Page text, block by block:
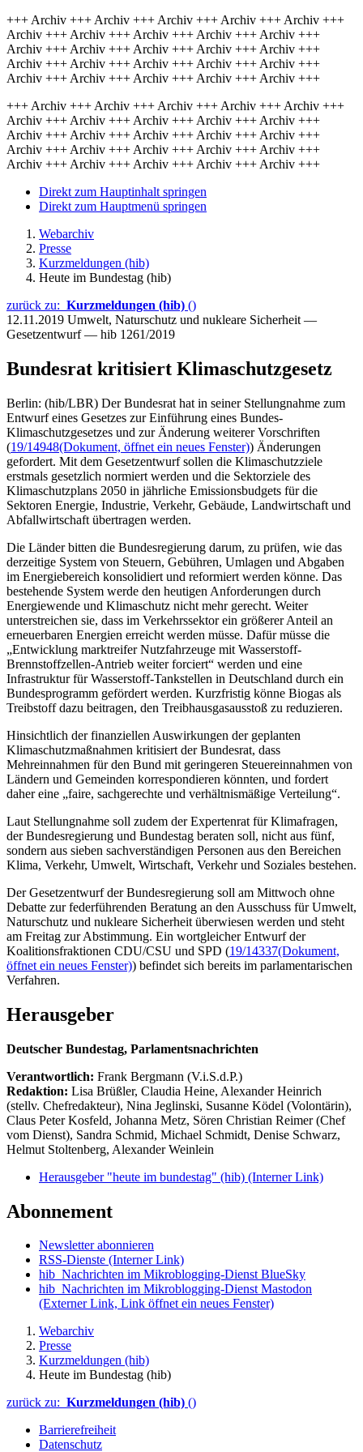
+++ Archiv +++ Archiv +++ Archiv +++ Archiv +++ Archiv +++
Archiv +++ Archiv +++ Archiv +++ Archiv +++ Archiv +++
Archiv +++ Archiv +++ Archiv +++ Archiv +++ Archiv +++
Archiv +++ Archiv +++ Archiv +++ Archiv +++ Archiv +++
Archiv +++ Archiv +++ Archiv +++ Archiv +++ Archiv +++
+++ Archiv +++ Archiv +++ Archiv +++ Archiv +++ Archiv +++
Archiv +++ Archiv +++ Archiv +++ Archiv +++ Archiv +++
Archiv +++ Archiv +++ Archiv +++ Archiv +++ Archiv +++
Archiv +++ Archiv +++ Archiv +++ Archiv +++ Archiv +++
Archiv +++ Archiv +++ Archiv +++ Archiv +++ Archiv +++
Direkt zum Hauptinhalt springen
Direkt zum Hauptmenü springen
Webarchiv
Presse
Kurzmeldungen (hib)
Heute im Bundestag (hib)
zurück zu: Kurzmeldungen (hib) ()
12.11.2019 Umwelt, Naturschutz und nukleare Sicherheit —
Gesetzentwurf — hib 1261/2019
Bundesrat kritisiert Klimaschutzgesetz
Berlin: (hib/LBR) Der Bundesrat hat in seiner Stellungnahme zum
Entwurf eines Gesetzes zur Einführung eines Bundes-
Klimaschutzgesetzes und zur Änderung weiterer Vorschriften
(19/14948(Dokument, öffnet ein neues Fenster)) Änderungen
gefordert. Mit dem Gesetzentwurf sollen die Klimaschutzziele
erstmals gesetzlich normiert werden und die Sektorziele des
Klimaschutzplans 2050 in jährliche Emissionsbudgets für die
Sektoren Energie, Industrie, Verkehr, Gebäude, Landwirtschaft und
Abfallwirtschaft übertragen werden.
Die Länder bitten die Bundesregierung darum, zu prüfen, wie das
derzeitige System von Steuern, Gebühren, Umlagen und Abgaben
im Energiebereich konsolidiert und reformiert werden könne. Das
bestehende System werde den heutigen Anforderungen durch
Energiewende und Klimaschutz nicht mehr gerecht. Weiter
unterstreichen sie, dass im Verkehrssektor ein größerer Anteil an
erneuerbaren Energien erreicht werden müsse. Dafür müsse die
„Entwicklung marktreifer Nutzfahrzeuge mit Wasserstoff-
Brennstoffzellen-Antrieb weiter forciert“ werden und eine
Infrastruktur für Wasserstoff-Tankstellen in Deutschland durch ein
Bundesprogramm gefördert werden. Kurzfristig könne Biogas als
Treibstoff dazu beitragen, den Treibhausgasausstoß zu reduzieren.
Hinsichtlich der finanziellen Auswirkungen der geplanten
Klimaschutzmaßnahmen kritisiert der Bundesrat, dass
Mehreinnahmen für den Bund mit geringeren Steuereinnahmen von
Ländern und Gemeinden korrespondieren könnten, und fordert
daher eine „faire, sachgerechte und verhältnismäßige Verteilung“.
Laut Stellungnahme soll zudem der Expertenrat für Klimafragen,
der Bundesregierung und Bundestag beraten soll, nicht aus fünf,
sondern aus sieben sachverständigen Personen aus den Bereichen
Klima, Verkehr, Umwelt, Wirtschaft, Verkehr und Soziales bestehen.
Der Gesetzentwurf der Bundesregierung soll am Mittwoch ohne
Debatte zur federführenden Beratung an den Ausschuss für Umwelt,
Naturschutz und nukleare Sicherheit überwiesen werden und steht
am Freitag zur Abstimmung. Ein wortgleicher Entwurf der
Koalitionsfraktionen CDU/CSU und SPD (19/14337(Dokument,
öffnet ein neues Fenster)) befindet sich bereits im parlamentarischen
Verfahren.
Herausgeber
Deutscher Bundestag, Parlamentsnachrichten
Verantwortlich: Frank Bergmann (V.i.S.d.P.)
Redaktion: Lisa Brüßler, Claudia Heine, Alexander Heinrich
(stellv. Chefredakteur), Nina Jeglinski, Susanne Ködel (Volontärin),
Claus Peter Kosfeld, Johanna Metz, Sören Christian Reimer (Chef
vom Dienst), Sandra Schmid, Michael Schmidt, Denise Schwarz,
Helmut Stoltenberg, Alexander Weinlein
Herausgeber "heute im bundestag" (hib) (Interner Link)
Abonnement
Newsletter abonnieren
RSS-Dienste (Interner Link)
hib_Nachrichten im Mikroblogging-Dienst BlueSky
hib_Nachrichten im Mikroblogging-Dienst Mastodon
(Externer Link, Link öffnet ein neues Fenster)
Webarchiv
Presse
Kurzmeldungen (hib)
Heute im Bundestag (hib)
zurück zu: Kurzmeldungen (hib) ()
Barrierefreiheit
Datenschutz